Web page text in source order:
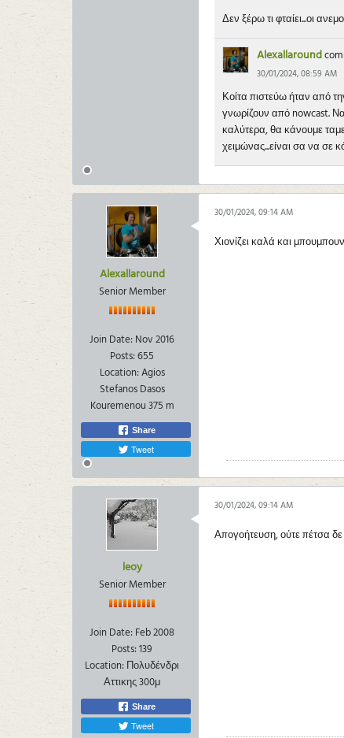
Δεν ξέρω τι φταίει...οι
Alexallaround
30/01/2024, 08:59 AM
Κοίτα πιστεύω ήταν από
γνωρίζουν από nowcast.
καλύτερα, θα κάνουμε
χειμώνας...είναι σα να σε
Alexallaround
Senior Member
Join Date: Nov 2016
Posts:655
Location:Agios
Stefanos Dasos
Kouremenou 375 m
Share
Tweet
30/01/2024, 09:14 AM
Χιονίζει καλά και
leoy
Senior Member
Join Date: Feb 2008
Posts:139
Location: Πολυδένδρι
Αττικης 300μ
Share
Tweet
30/01/2024, 09:14 AM
Απογοήτευση, ούτε πέτσα